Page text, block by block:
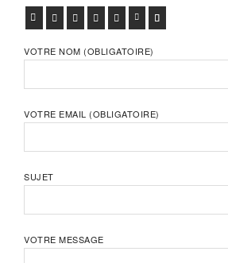
FACEBOOK
TWITTERGOOGLE+PINTEREST
VIADEOLINKEDIN
VOTRE NOM (OBLIGATOIRE)
VOTRE EMAIL (OBLIGATOIRE)
SUJET
VOTRE MESSAGE